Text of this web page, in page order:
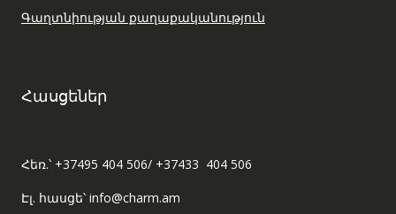
Գաղտնիության քաղաքականություն
Հասցեներ
Հեռ.՝ +37495 404 506/ +37433 404 506
Էլ. հասցե՝ info@charm.am